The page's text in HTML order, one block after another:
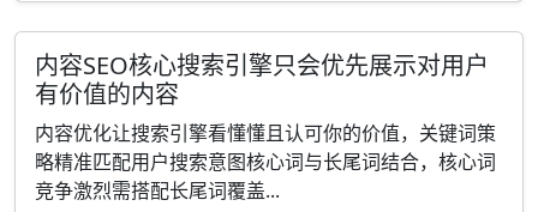
内容SEO核心搜索引擎只会优先展示对用户
有价值的内容
内容优化让搜索引擎看懂懂且认可你的价值，关键词策
略精准匹配用户搜索意图核心词与长尾词结合，核心词
竞争激烈需搭配长尾词覆盖...